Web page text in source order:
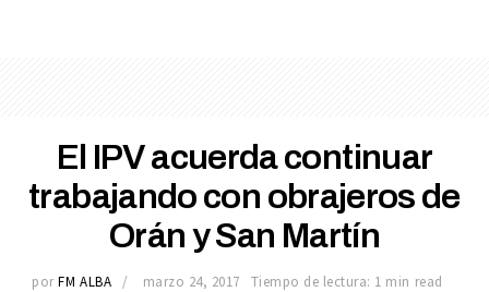
El IPV acuerda continuar
trabajando con obrajeros de
Orán y San Martín
por FM ALBA marzo 24, 2017 Tiempo de lectura: 1 min read